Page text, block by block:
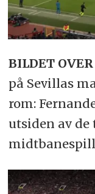
BILDET
på Sevillas
rom:
utsiden av de